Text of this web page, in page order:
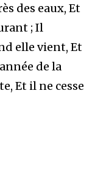
des eaux, Et
; Il
elle vient, Et
de la
Et il ne cesse